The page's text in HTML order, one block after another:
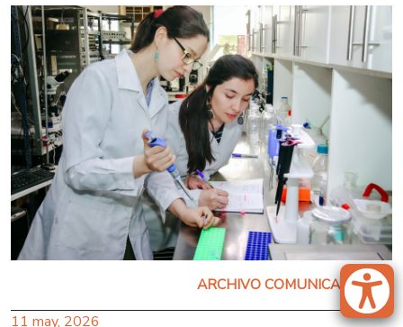
ARCHIVO COMUNICACIONES
11 may, 2026